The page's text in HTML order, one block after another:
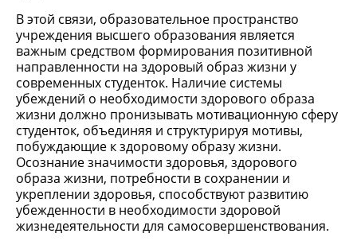
В этой связи, образовательное пространство
учреждения высшего образования является
важным средством формирования позитивной
направленности на здоровый образ жизни у
современных студенток. Наличие системы
убеждений о необходимости здорового образа
жизни должно пронизывать мотивационную сферу
студенток, объединяя и структурируя мотивы,
побуждающие к здоровому образу жизни.
Осознание значимости здоровья, здорового
образа жизни, потребности в сохранении и
укреплении здоровья, способствуют развитию
убежденности в необходимости здоровой
жизнедеятельности для самосовершенствования.